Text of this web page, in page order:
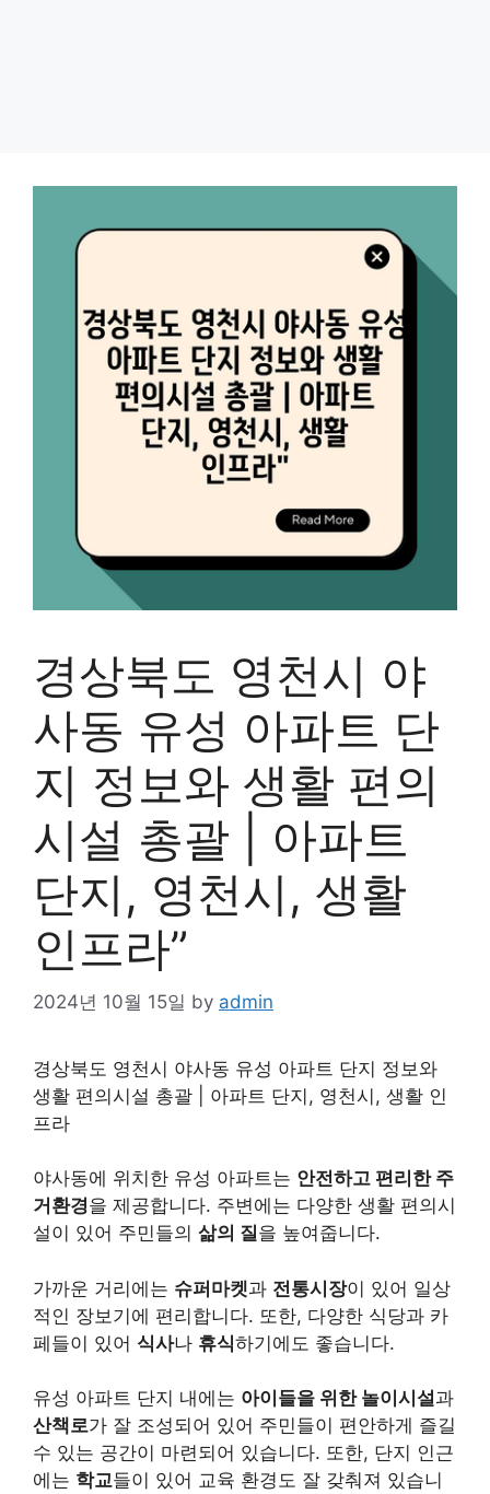
경상북도 영천시 야
사동 유성 아파트 단
지 정보와 생활 편의
시설 총괄 | 아파트
단지, 영천시, 생활
인프라”
2024년 10월 15일 by admin
경상북도 영천시 야사동 유성 아파트 단지 정보와
생활 편의시설 총괄 | 아파트 단지, 영천시, 생활 인
프라
야사동에 위치한 유성 아파트는 안전하고 편리한 주
거환경을 제공합니다. 주변에는 다양한 생활 편의시
설이 있어 주민들의 삶의 질을 높여줍니다.
가까운 거리에는 슈퍼마켓과 전통시장이 있어 일상
적인 장보기에 편리합니다. 또한, 다양한 식당과 카
페들이 있어 식사나 휴식하기에도 좋습니다.
유성 아파트 단지 내에는 아이들을 위한 놀이시설과
산책로가 잘 조성되어 있어 주민들이 편안하게 즐길
수 있는 공간이 마련되어 있습니다. 또한, 단지 인근
에는 학교들이 있어 교육 환경도 잘 갖춰져 있습니